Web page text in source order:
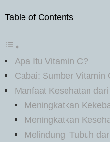
Table of Contents
Apa Itu Vitamin C?
Cabai: Sumber Vitamin
Manfaat Kesehatan
Meningkatkan
Meningkatkan
Melindungi Tubuh